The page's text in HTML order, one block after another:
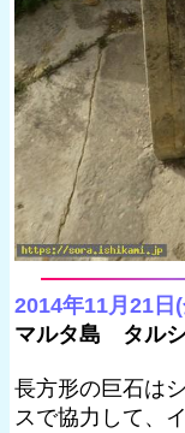
2014年11月21日
マルタ島 タル
長方形の巨石は
スで協力して、